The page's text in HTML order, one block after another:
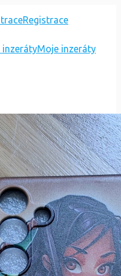
Registrace
Moje inzeráty
OBAL
A13